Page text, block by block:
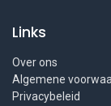
Links
Over ons
Algemene
Privacybeleid